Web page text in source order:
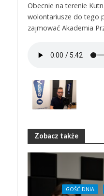
Obecnie na terenie
wolontariusze do tego
zajmować Akademia
Zobacz także
GOŚĆ DNIA